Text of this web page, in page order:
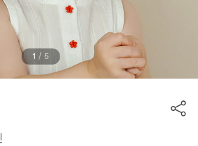
1 / 5